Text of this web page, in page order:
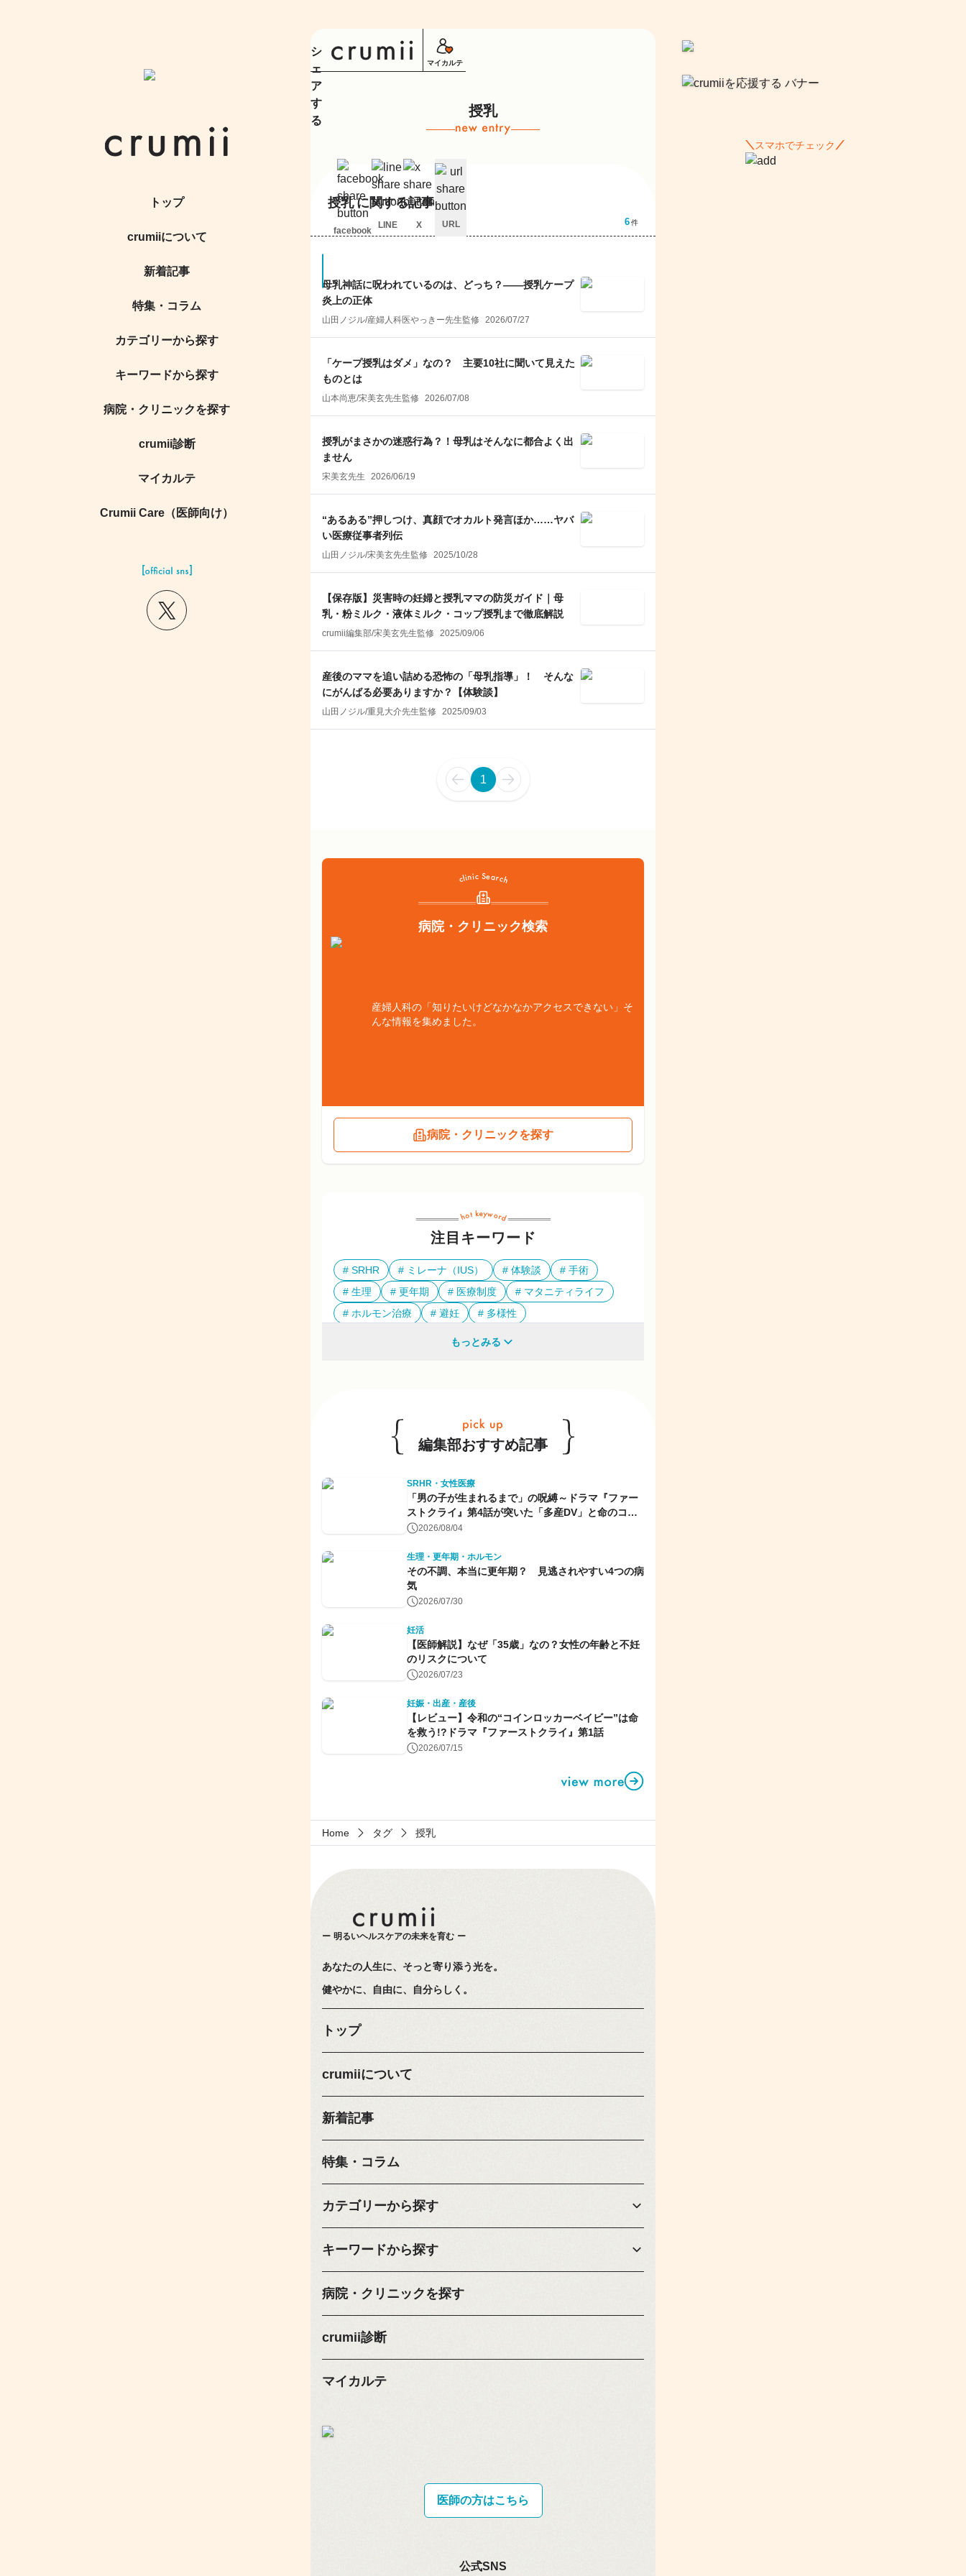
トップ
crumiiについて
新着記事
特集・コラム
カテゴリーから探す
キーワードから探す
病院・クリニックを探す
crumii診断
マイカルテ
Crumii Care（医師向け）
マイカルテ
授乳
授乳 に関する記事
6件
母乳神話に呪われているのは、どっち？——授乳ケープ
炎上の正体
山田ノジル/産婦人科医やっきー先生監修 2026/07/27
「ケープ授乳はダメ」なの？ 主要10社に聞いて見えた
ものとは
山本尚恵/宋美玄先生監修 2026/07/08
授乳がまさかの迷惑行為？！母乳はそんなに都合よく出
ません
宋美玄先生 2026/06/19
“あるある”押しつけ、真顔でオカルト発言ほか……ヤバ
い医療従事者列伝
山田ノジル/宋美玄先生監修 2025/10/28
【保存版】災害時の妊婦と授乳ママの防災ガイド｜母
乳・粉ミルク・液体ミルク・コップ授乳まで徹底解説
crumii編集部/宋美玄先生監修 2025/09/06
産後のママを追い詰める恐怖の「母乳指導」！ そんな
にがんばる必要ありますか？【体験談】
山田ノジル/重見大介先生監修 2025/09/03
1
病院・クリニック検索
産婦人科の「知りたいけどなかなかアクセスできない」そ
んな情報を集めました。
病院・クリニックを探す
注目キーワード
SRHR ミレーナ（IUS） 体験談
手術
生理
更年期 医療制度
マタニティライフ
ホルモン治療
避妊 多様性
もっとみる
編集部おすすめ記事
SRHR・女性医療
「男の子が生まれるまで」の呪縛～ドラマ『ファー
ストクライ』第4話が突いた「多産DV」と命のコン
トロール～
2026/08/04
生理・更年期・ホルモン
その不調、本当に更年期？ 見逃されやすい4つの病
気
2026/07/30
妊活
【医師解説】なぜ「35歳」なの？女性の年齢と不妊
のリスクについて
2026/07/23
妊娠・出産・産後
【レビュー】令和の“コインロッカーベイビー”は命
を救う!?ドラマ『ファーストクライ』第1話
2026/07/15
Home タグ 授乳
明るいヘルスケアの未来を育む
あなたの人生に、そっと寄り添う光を。
健やかに、自由に、自分らしく。
トップ
crumiiについて
新着記事
特集・コラム
カテゴリーから探す
キーワードから探す
病院・クリニックを探す
crumii診断
マイカルテ
医師の方はこちら
公式SNS
シ
ェ
ア
す
る
facebook
LINE X URL
セ
ル
スマホでチェック